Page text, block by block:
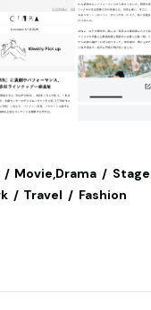
Movie,Drama Stage
Travel Fashion